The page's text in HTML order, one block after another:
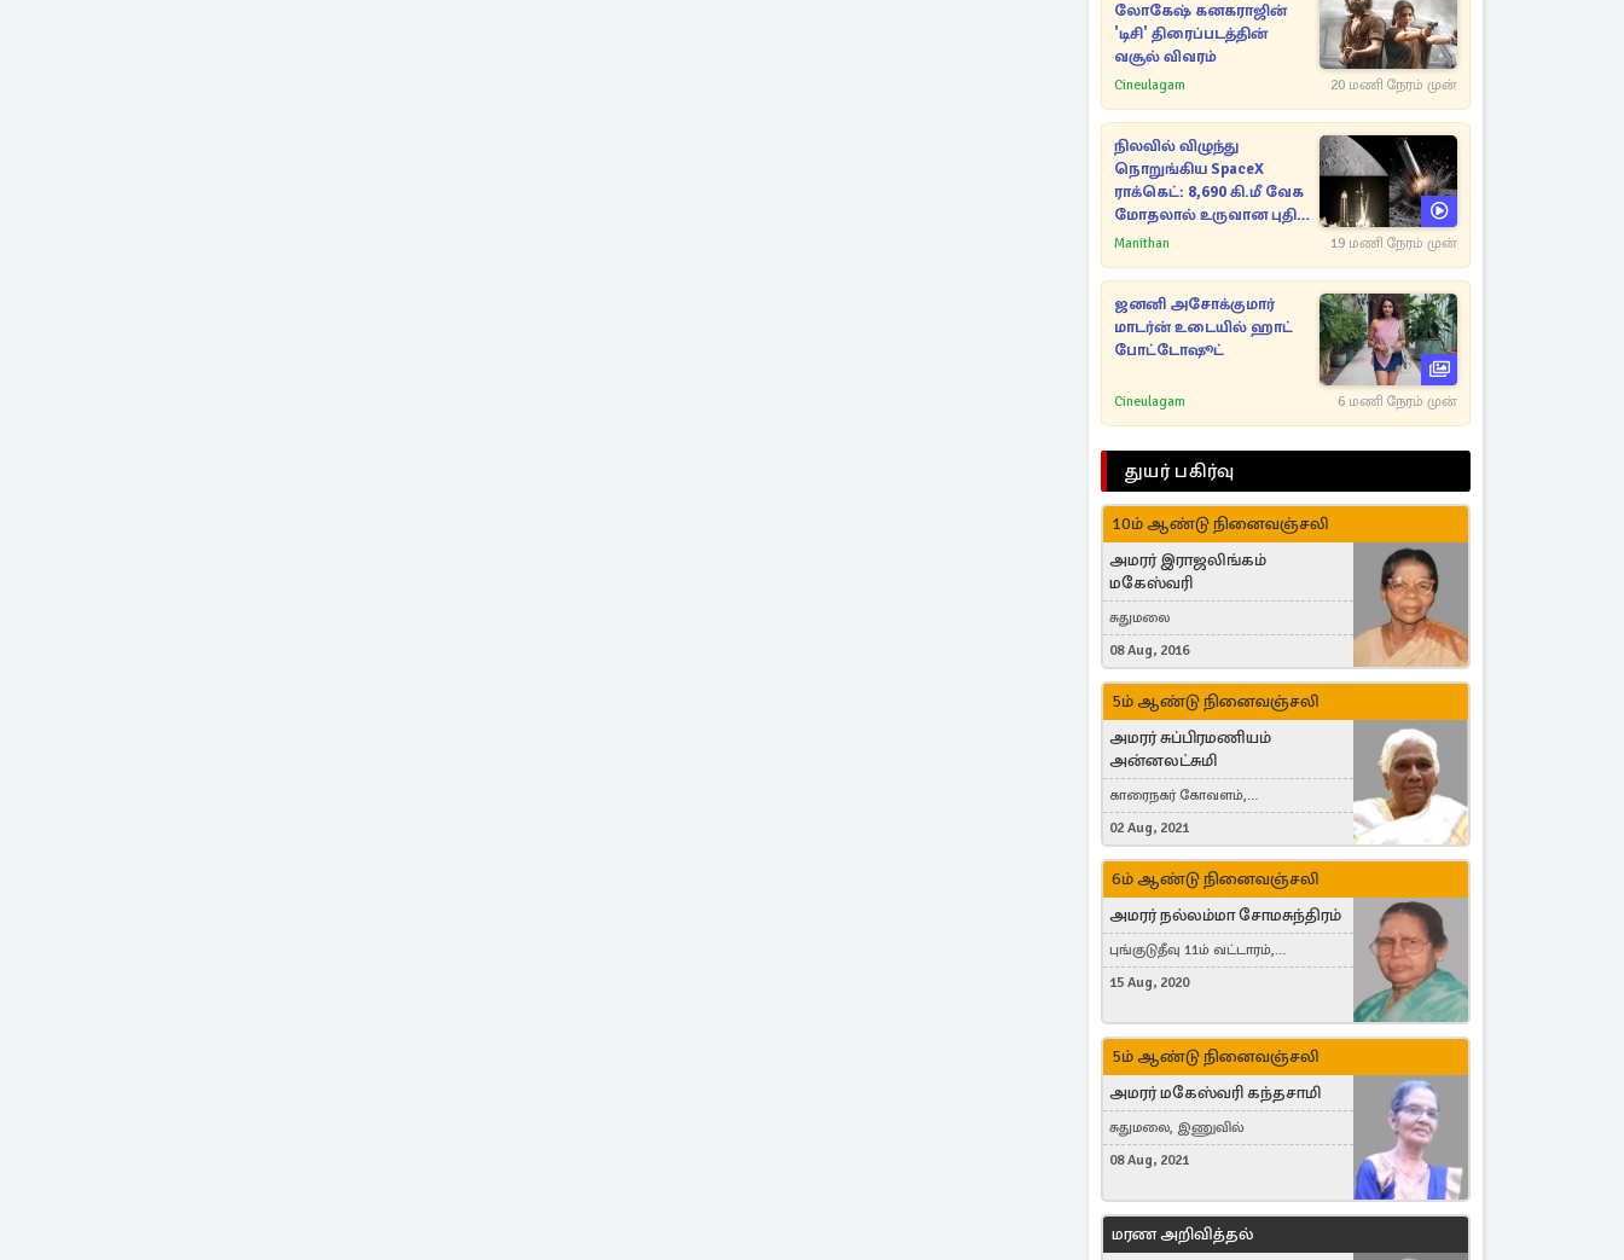
லோகேஷ் கனகராஜின்
'டிசி' திரைப்படத்தின்
வசூல் விவரம்
Cineulagam 20 மணி நேரம் முன்
நிலவில் விழுந்து
நொறுங்கிய SpaceX
ராக்கெட்: 8,690 கி.மீ வேக
மோதலால் உருவான புதிய
பள்ளம்!
Manithan 19 மணி நேரம் முன்
ஜனனி அசோக்குமார்
மாடர்ன் உடையில் ஹாட்
போட்டோஷூட்
Cineulagam 6 மணி நேரம் முன்
துயர் பகிர்வு
10ம் ஆண்டு நினைவஞ்சலி
அமரர் இராஜலிங்கம்
மகேஸ்வரி
சுதுமலை
08 Aug, 2016
5ம் ஆண்டு நினைவஞ்சலி
அமரர் சுப்பிரமணியம்
அன்னலட்சுமி
காரைநகர் கோவளம்,
வெள்ளவத்தை
02 Aug, 2021
6ம் ஆண்டு நினைவஞ்சலி
அமரர் நல்லம்மா சோமசுந்திரம்
புங்குடுதீவு 11ம் வட்டாரம்,
கொட்டாஞ்சேனை
15 Aug, 2020
5ம் ஆண்டு நினைவஞ்சலி
அமரர் மகேஸ்வரி கந்தசாமி
சுதுமலை, இணுவில்
08 Aug, 2021
மரண அறிவித்தல்